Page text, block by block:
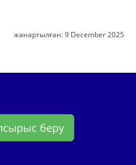
жанартылған:9 December 2025
беру